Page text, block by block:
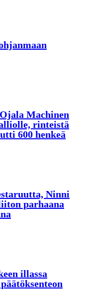
Machinen
rinteistä
600 henkeä
Ninni
parhaana
illassa